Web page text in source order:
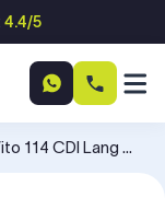
4.4/5
CDI Lang V13PDB